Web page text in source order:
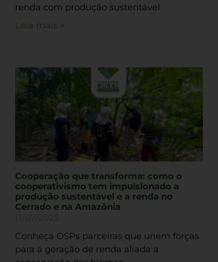
renda com produção sustentável
Leia mais »
Cooperação que transforma: como o
cooperativismo tem impulsionado a
produção sustentável e a renda no
Cerrado e na Amazônia
Conheça OSPs parceiras que unem forças
para a geração de renda aliada a